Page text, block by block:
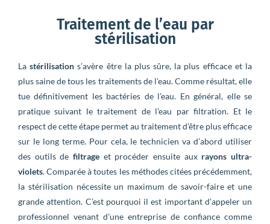
Traitement de l’eau par
stérilisation
Lastérilisation s’avère être la plus sûre, la plus efficace et la
plus saine de tous les traitements de l’eau. Comme résultat, elle
tue définitivement les bactéries de l’eau. En général, elle se
pratique suivant le traitement de l’eau par filtration. Et le
respect de cette étape permet au traitement d’être plus efficace
sur le long terme. Pour cela, le technicien va d’abord utiliser
des outils de filtrage et procéder ensuite aux rayons ultra-
violets. Comparée à toutes les méthodes citées précédemment,
la stérilisation nécessite un maximum de savoir-faire et une
grande attention. C’est pourquoi il est important d’appeler un
professionnel venant d’une entreprise de confiance comme